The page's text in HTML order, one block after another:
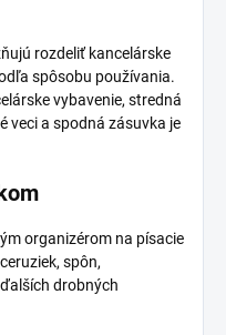
rozdeliť kancelárske
spôsobu používania.
vybavenie, stredná
veci a spodná zásuvka je
organizérom na písacie
spôn,
drobných